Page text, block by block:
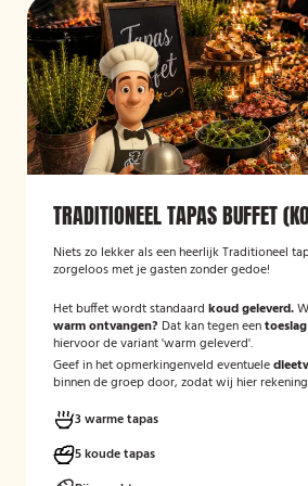
TRADITIONEEL TAPAS BUFFET
Niets zo lekker als een heerlijk Traditioneel
zorgeloos met je gasten zonder gedoe!
Het buffet wordt standaard koud geleverd.
warm ontvangen? Dat kan tegen een
hiervoor de variant 'warm geleverd'.
Geef in het opmerkingenveld eventuele
binnen de groep door, zodat wij hier
3 warme tapas
5 koude tapas